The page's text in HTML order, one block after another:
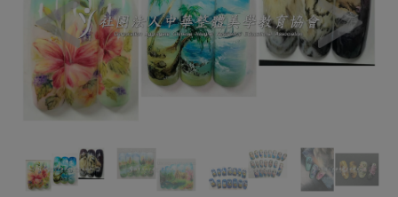
凝膠指甲全修班
立體粉雕專業班
水晶指甲專業班
噴槍指甲專業班